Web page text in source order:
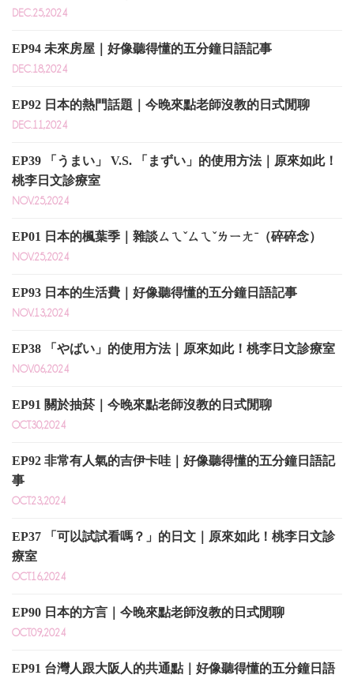
DEC.25,2024
EP94 未來房屋｜好像聽得懂的五分鐘日語記事
DEC.18,2024
EP92 日本的熱門話題｜今晚來點老師沒教的日式閒聊
DEC.11,2024
EP39 「うまい」 V.S. 「まずい」的使用方法｜原來如此！
桃李日文診療室
NOV.25,2024
EP01 日本的楓葉季｜雜談ㄙㄟˇㄙㄟˇㄌㄧㄤˉ（碎碎念）
NOV.25,2024
EP93 日本的生活費｜好像聽得懂的五分鐘日語記事
NOV.13,2024
EP38 「やばい」的使用方法｜原來如此！桃李日文診療室
NOV.06,2024
EP91 關於抽菸｜今晚來點老師沒教的日式閒聊
OCT.30,2024
EP92 非常有人氣的吉伊卡哇｜好像聽得懂的五分鐘日語記
事
OCT.23,2024
EP37 「可以試試看嗎？」的日文｜原來如此！桃李日文診
療室
OCT.16,2024
EP90 日本的方言｜今晚來點老師沒教的日式閒聊
OCT.09,2024
EP91 台灣人跟大阪人的共通點｜好像聽得懂的五分鐘日語